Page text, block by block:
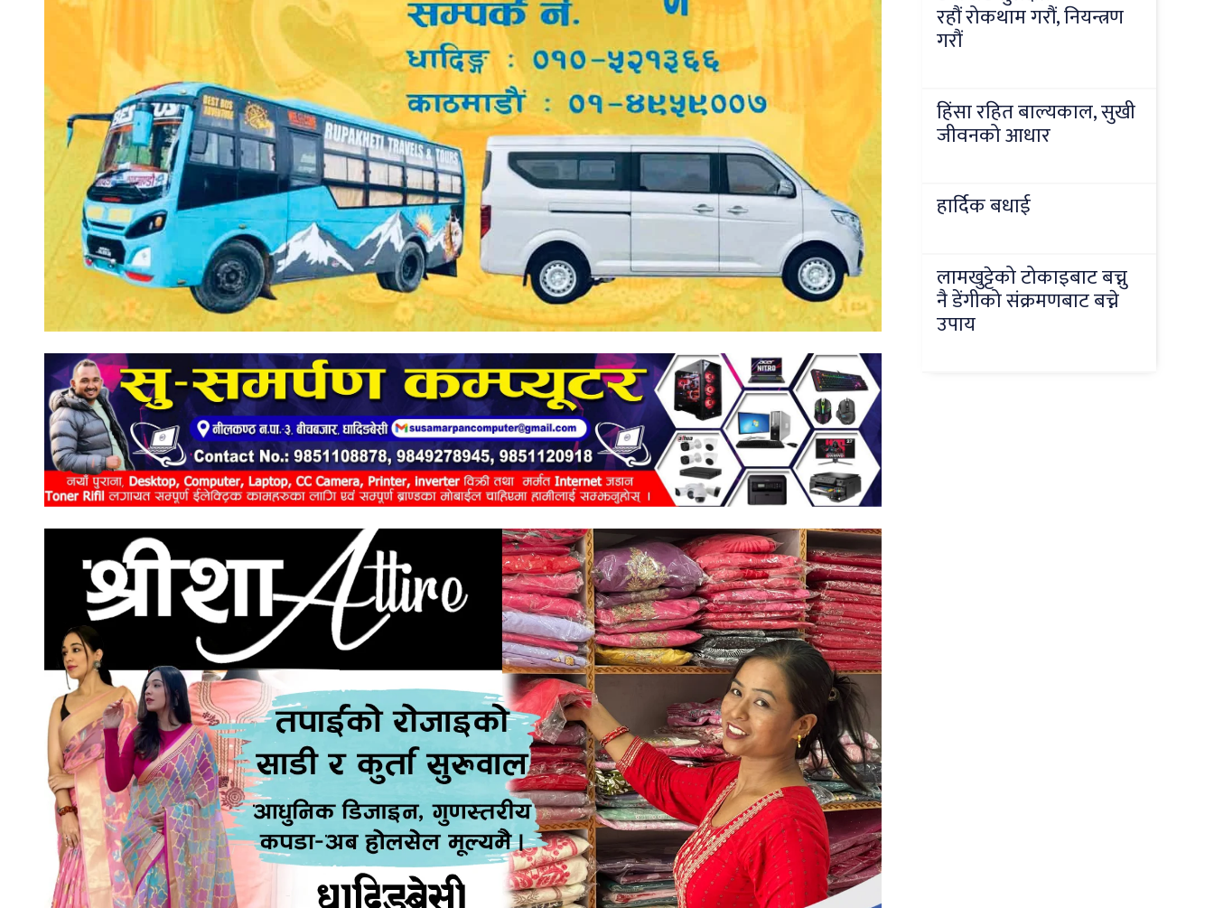
रहौं रोकथाम गरौं, नियन्त्रण
गरौं
हिंसा रहित बाल्यकाल, सुखी
जीवनको आधार
हार्दिक बधाई
लामखुट्टेको टोकाइबाट बच्नु
नै डेंगीको संक्रमणबाट बच्ने
उपाय